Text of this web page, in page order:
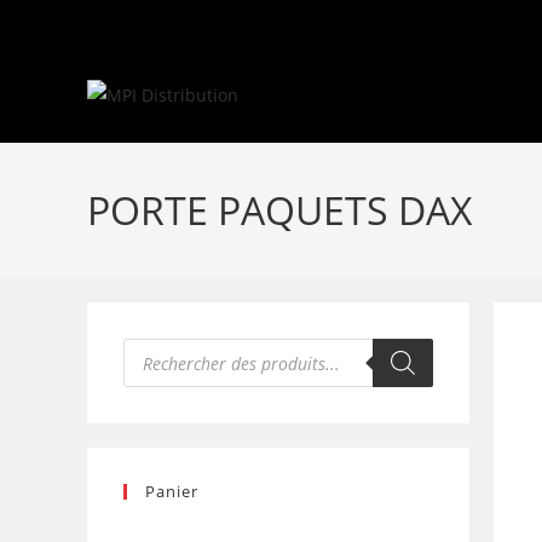
PORTE PAQUETS DAX
Recherche
produits
Panier